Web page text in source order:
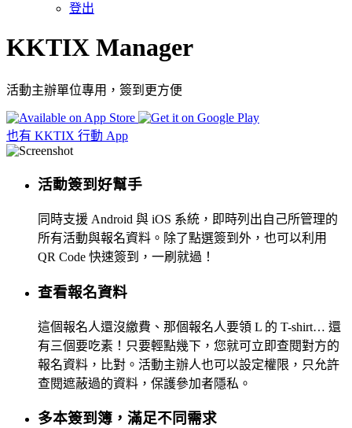
登出
KKTIX Manager
活動主辦單位專用，簽到更方便
也有 KKTIX 行動 App
活動簽到好幫手
同時支援 Android 與 iOS 系統，即時列出自己所管理的
所有活動與報名資料。除了點選簽到外，也可以利用
QR Code 快速簽到，一刷就過！
查看報名資料
這個報名人還沒繳費、那個報名人要領 L 的 T-shirt… 還
有三個要吃素！只要輕點幾下，您就可立即查閱對方的
報名資料，比對。活動主辦人也可以設定權限，只允許
查閱遮蔽過的資料，保護參加者隱私。
多本簽到簿，滿足不同需求